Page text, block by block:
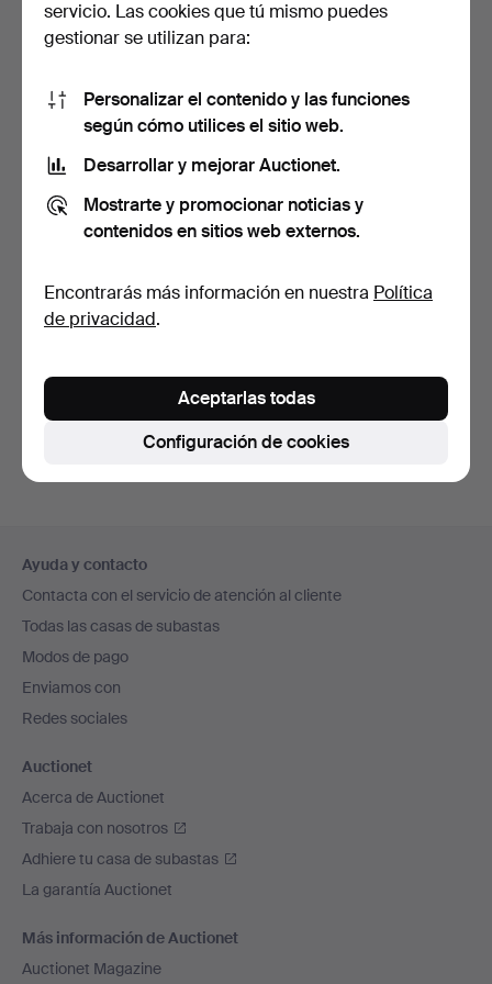
Obermaier München,
maniquí, Alemania, medi…
173 USD
También puedes buscar ennuestro archivo de
subastas concluidas.
en
el
pie
de
página
Ayuda y contacto
Contacta con el servicio de atención al cliente
Todas las casas de subastas
Modos de pago
Enviamos con
Redes sociales
Auctionet
Acerca de Auctionet
Trabaja con nosotros
Adhiere tu casa de subastas
La garantía Auctionet
Más información de Auctionet
Auctionet Magazine
servicio. Las cookies que tú mismo puedes
gestionar se utilizan para:
Personalizar el contenido y las funciones
según cómo utilices el sitio web.
Desarrollar y mejorar Auctionet.
Mostrarte y promocionar noticias y
contenidos en sitios web externos.
Encontrarás más información en nuestra Política
de privacidad.
Configuración de cookies
Aceptarlas todas